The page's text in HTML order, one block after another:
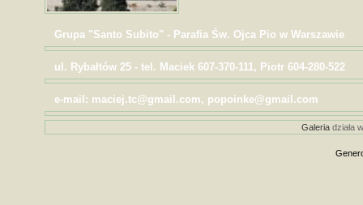
Grupa "Santo Subito" - Parafia Św. Ojca Pio w Warszawie
ul. Rybałtów 25 - tel. Maciek 607-370-111, Piotr 604-280-522
e-mail: maciej.tc@gmail.com, popoinke@gmail.com
Galeriadziała